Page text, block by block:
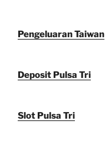
Pengeluaran Taiwan
Deposit Pulsa Tri
Slot Pulsa Tri